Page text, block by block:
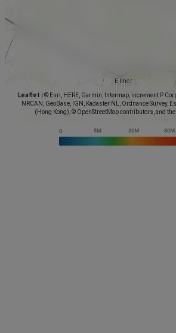
Leaflet
© Esri, HERE, Garmin, Intermap, increment P
NRCAN, GeoBase, IGN, Kadaster NL, Ordnance Survey,
(Hong Kong), © OpenStreetMap contributors, and